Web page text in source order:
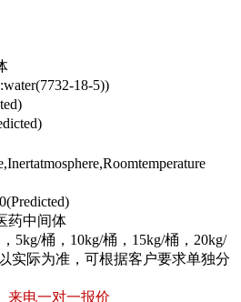
18-5))
药中间体
5kg/桶，10kg/桶，15kg/桶，20kg/
实际为准，可根据客户要求单独分
来电一对一报价